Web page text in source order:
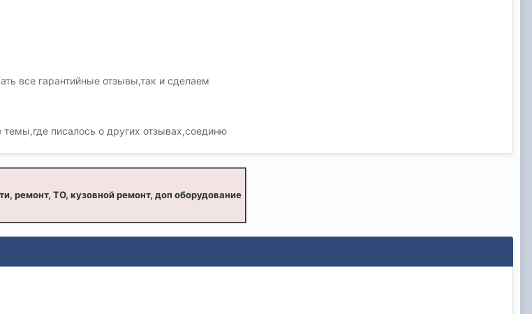
все гарантийные отзывы,так и сделаем
писалось о других отзывах,соединю
ремонт, ТО, кузовной ремонт, доп оборудование